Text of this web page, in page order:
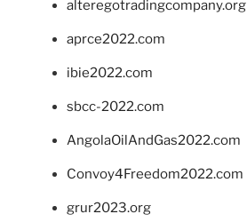
alteregotradingcompany.org
aprce2022.com
ibie2022.com
sbcc-2022.com
AngolaOilAndGas2022.com
Convoy4Freedom2022.com
grur2023.org